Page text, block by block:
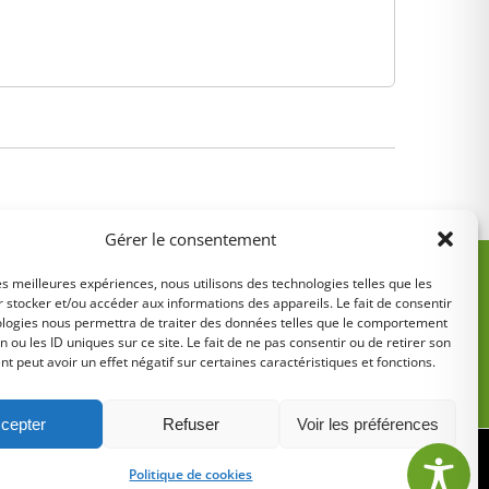
Gérer le consentement
meilleures expériences, nous utilisons des technologies telles que les
stocker et/ou accéder aux informations des appareils. Le fait de consentir
nous permettra de traiter des données telles que le comportement
ou les ID uniques sur ce site. Le fait de ne pas consentir ou de retirer son
peut avoir un effet négatif sur certaines caractéristiques et fonctions.
Refuser Voir les préférences
Politique de cookies
Politique de cookies